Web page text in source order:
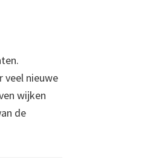
veel nieuwe
wijken
de